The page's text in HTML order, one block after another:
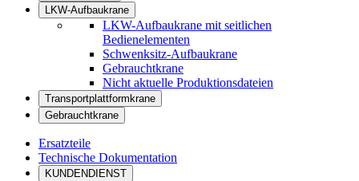
LKW-Aufbaukrane
LKW-Aufbaukrane mit seitlichen
Bedienelementen
Schwenksitz-Aufbaukrane
Gebrauchtkrane
Nicht aktuelle Produktionsdateien
Transportplattformkrane
Gebrauchtkrane
Ersatzteile
Technische Dokumentation
KUNDENDIENST